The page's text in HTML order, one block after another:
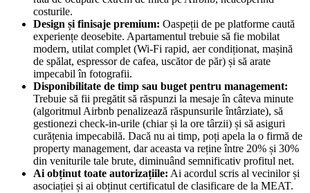
costurile.
Design și finisaje premium: Oaspeții de pe platforme caută
experiențe deosebite. Apartamentul trebuie să fie mobilat
modern, utilat complet (Wi-Fi rapid, aer condiționat, mașină
de spălat, espressor de cafea, uscător de păr) și să arate
impecabil în fotografii.
Disponibilitate de timp sau buget pentru management:
Trebuie să fii pregătit să răspunzi la mesaje în câteva minute
(algoritmul Airbnb penalizează răspunsurile întârziate), să
gestionezi check-in-urile (chiar și la ore târzii) și să asiguri
curățenia impecabilă. Dacă nu ai timp, poți apela la o firmă de
property management, dar aceasta va reține între 20% și 30%
din veniturile tale brute, diminuând semnificativ profitul net.
Ai obținut toate autorizațiile: Ai acordul scris al vecinilor și
asociației și ai obținut certificatul de clasificare de la MEAT.